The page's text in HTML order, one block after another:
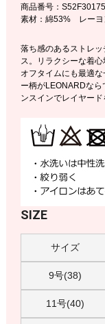
商品番号：
素材：綿53% レー
落ち感のあるストレ
ス。リラクシーな着
オフタイムにも最適
ー柄がLEONARDな
ンスインでレイヤード
SIZE
サイズ
9号(38)
11号(40)